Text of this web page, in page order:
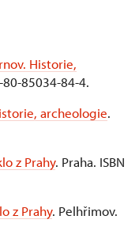
Historie,
80-85034-84-4.
archeologie.
z Prahy. Praha. ISBN
z Prahy. Pelhřimov.